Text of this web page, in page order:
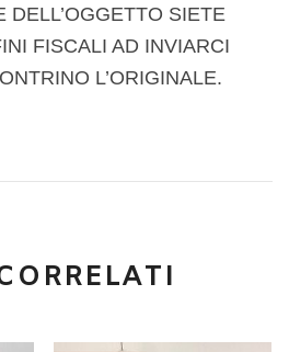
DELL’OGGETTO SIETE
FISCALI AD INVIARCI
L’ORIGINALE.